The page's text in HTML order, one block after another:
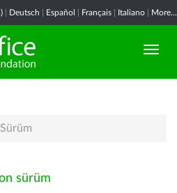
Deutsch Español Français Italiano More...
sürüm